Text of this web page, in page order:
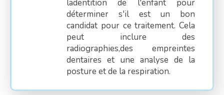
ladentition de l'enfant pour
déterminer s'il est un bon
candidat pour ce traitement. Cela
peut inclure des
radiographies,des empreintes
dentaires et une analyse de la
posture et de la respiration.